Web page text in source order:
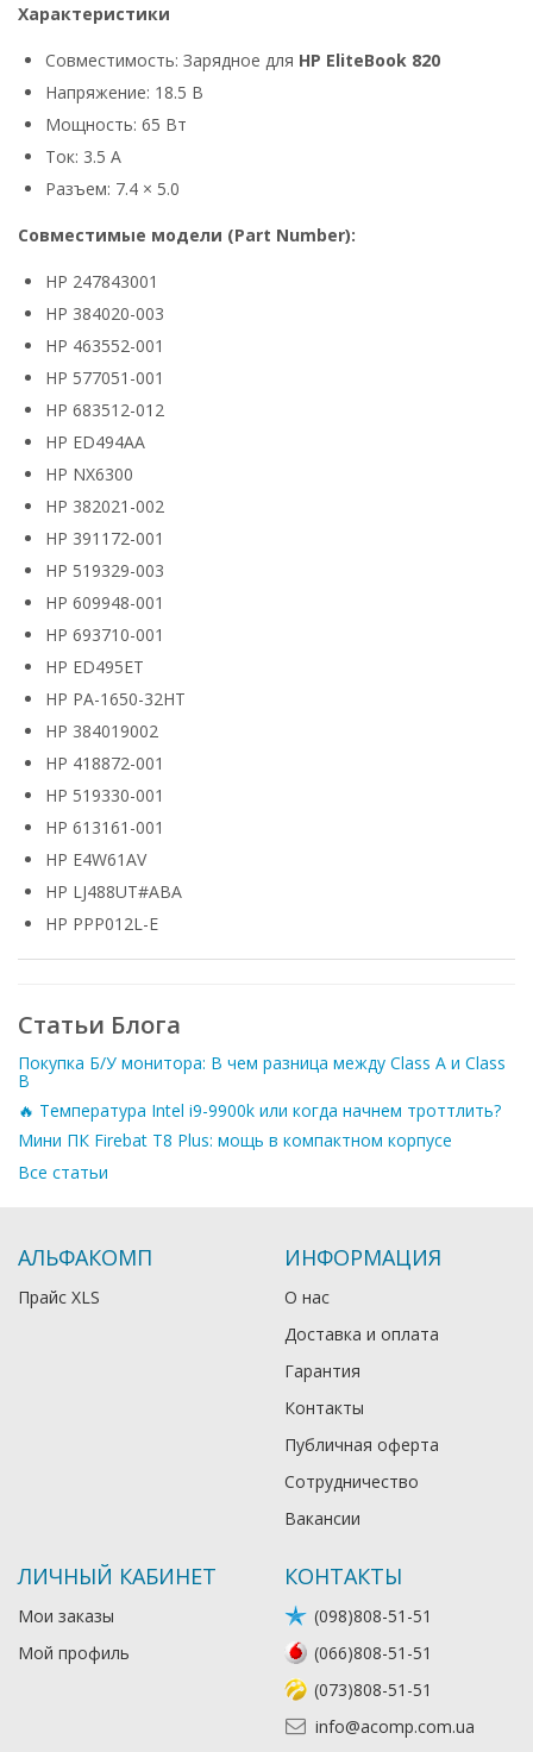
Характеристики
Совместимость: Зарядное для HP EliteBook 820
Напряжение: 18.5 В
Мощность: 65 Вт
Ток: 3.5 А
Разъем: 7.4 × 5.0
Совместимые модели (Part Number):
HP 247843001
HP 384020-003
HP 463552-001
HP 577051-001
HP 683512-012
HP ED494AA
HP NX6300
HP 382021-002
HP 391172-001
HP 519329-003
HP 609948-001
HP 693710-001
HP ED495ET
HP PA-1650-32HT
HP 384019002
HP 418872-001
HP 519330-001
HP 613161-001
HP E4W61AV
HP LJ488UT#ABA
HP PPP012L-E
Статьи Блога
Покупка Б/У монитора: В чем разница между Class A и Class
B
🔥 Температура Intel i9-9900k или когда начнем троттлить?
Мини ПК Firebat T8 Plus: мощь в компактном корпусе
Все статьи
АЛЬФАКОМП
Прайс XLS
ИНФОРМАЦИЯ
О нас
Доставка и оплата
Гарантия
Контакты
Публичная оферта
Сотрудничество
Вакансии
ЛИЧНЫЙ КАБИНЕТ
Мои заказы
Мой профиль
КОНТАКТЫ
(098)808-51-51
(066)808-51-51
(073)808-51-51
info@acomp.com.ua